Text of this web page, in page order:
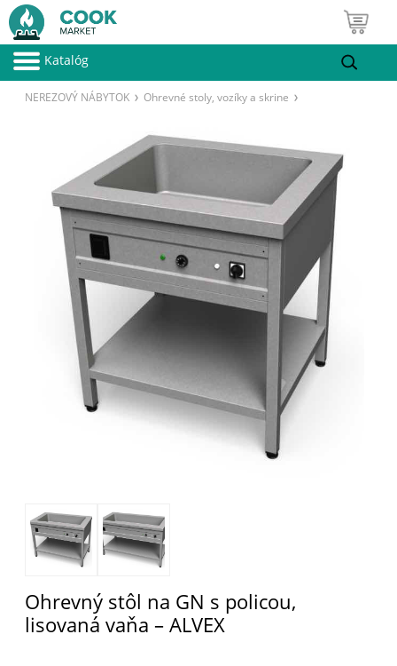
Katalóg
NEREZOVÝ NÁBYTOK Ohrevné stoly, vozíky a skrine
Ohrevný stôl na GN s policou,
lisovaná vaňa – ALVEX